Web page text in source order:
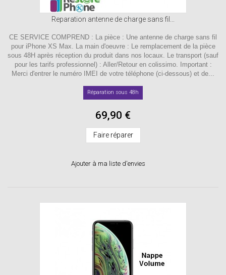
Reparation antenne de charge sans fil...
CE SERVICE COMPREND : La pièce : Une antenne de charge sans fil
pour iPhone XS Max. La main d'oeuvre : Le remplacement de la pièce
sous 48H après réception du produit dans nos locaux. Le transport (sauf
pour les tarifs professionnel) : Aller/Retour en colissimo. Important :
Merci d'entrer le numéro IMEI de votre téléphone (ci-dessous) et de...
Réparation sous 48h
69,90 €
Faire réparer
Ajouter à ma liste d'envies